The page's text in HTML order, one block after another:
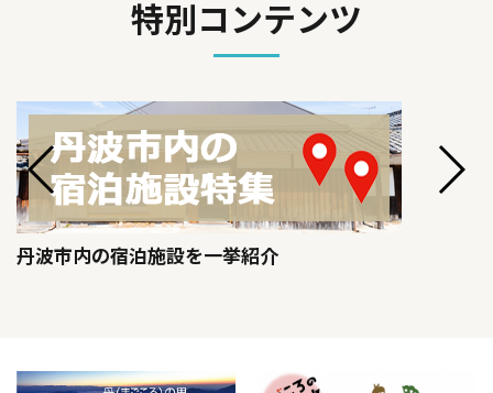
特別コンテンツ
丹波市内の宿泊施設を一挙紹介